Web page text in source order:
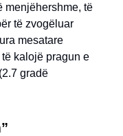
menjëhershme, të
të zvogëluar
mesatare
kalojë pragun e
gradë